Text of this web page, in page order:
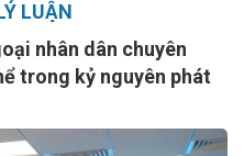
LUẬN
nhân dân chuyên
trong kỷ nguyên phát